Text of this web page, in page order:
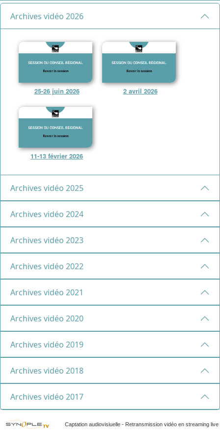
Archives vidéo 2026
25-26 juin 2026 2 avril 2026
11-13 février 2026
Archives vidéo 2025
Archives vidéo 2024
Archives vidéo 2023
Archives vidéo 2022
Archives vidéo 2021
Archives vidéo 2020
Archives vidéo 2019
Archives vidéo 2018
Archives vidéo 2017